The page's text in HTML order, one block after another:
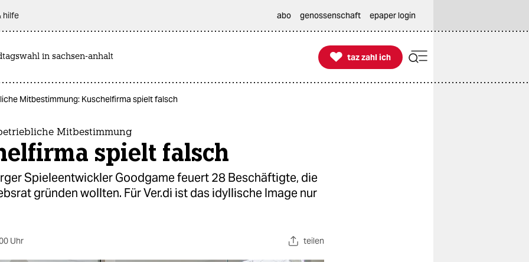
hilfe abo genossenschaft epaper login
in sachsen-anhalt 
taz zahl ich
taz zahl ich
Mitbestimmung: Kuschelfirma spielt falsch
Mitbestimmung
spielt falsch
Spieleentwickler Goodgame feuert 28 Beschäftigte, die
gründen wollten. Für Ver.di ist das idyllische Image nur
Uhr teilen